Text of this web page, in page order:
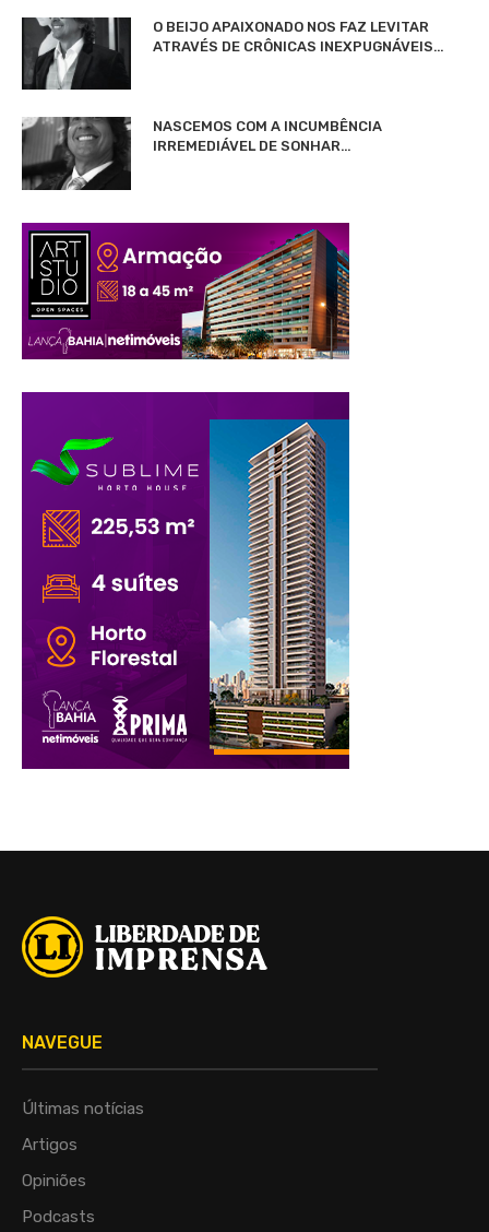
O BEIJO APAIXONADO NOS FAZ LEVITAR
ATRAVÉS DE CRÔNICAS INEXPUGNÁVEIS…
NASCEMOS COM A INCUMBÊNCIA
IRREMEDIÁVEL DE SONHAR…
NAVEGUE
Últimas notícias
Artigos
Opiniões
Podcasts